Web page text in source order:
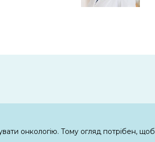
онкологію. Тому огляд потрібен, щоб